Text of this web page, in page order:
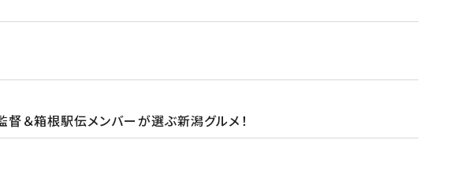
＆箱根駅伝メンバーが選ぶ新潟グルメ！